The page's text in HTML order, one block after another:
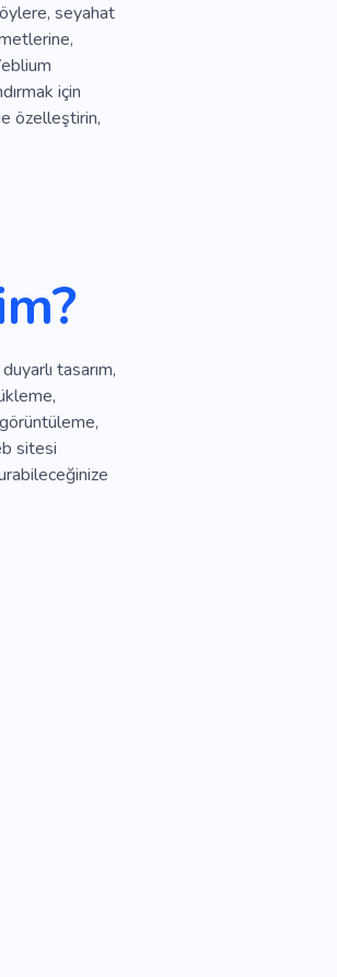
seyahat
için
özelleştirin,
tasarım,
sitesi